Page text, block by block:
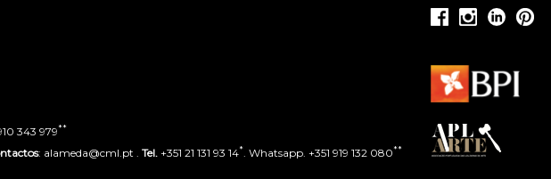
343 979**
: alameda@cml.pt . Tel. +351 21 131 93 14* . Whatsapp. +351 919 132 080**